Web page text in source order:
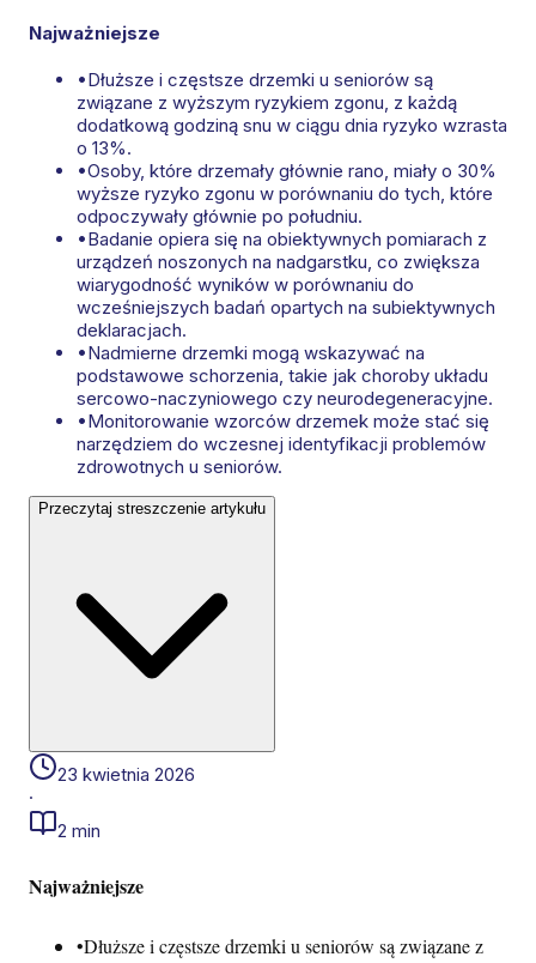
Najważniejsze
•Dłuższe i częstsze drzemki u seniorów są
związane z wyższym ryzykiem zgonu, z każdą
dodatkową godziną snu w ciągu dnia ryzyko wzrasta
o 13%.
•Osoby, które drzemały głównie rano, miały o 30%
wyższe ryzyko zgonu w porównaniu do tych, które
odpoczywały głównie po południu.
•Badanie opiera się na obiektywnych pomiarach z
urządzeń noszonych na nadgarstku, co zwiększa
wiarygodność wyników w porównaniu do
wcześniejszych badań opartych na subiektywnych
deklaracjach.
•Nadmierne drzemki mogą wskazywać na
podstawowe schorzenia, takie jak choroby układu
sercowo-naczyniowego czy neurodegeneracyjne.
•Monitorowanie wzorców drzemek może stać się
narzędziem do wczesnej identyfikacji problemów
zdrowotnych u seniorów.
Przeczytaj streszczenie artykułu
23 kwietnia 2026
·
2 min
Najważniejsze
•Dłuższe i częstsze drzemki u seniorów są związane z